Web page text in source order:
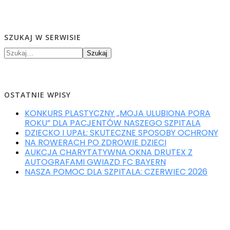
ZDROWIE I CHOROBA
EDUKACJA I ZABAWA
ZDROWIE I CHOROBA
ROZWÓJ
EDUKACJA I ZABAWA
SZUKAJ W SERWISIE
Szukaj
OSTATNIE WPISY
KONKURS PLASTYCZNY „MOJA ULUBIONA PORA
ROKU” DLA PACJENTÓW NASZEGO SZPITALA
DZIECKO I UPAŁ: SKUTECZNE SPOSOBY OCHRONY
NA ROWERACH PO ZDROWIE DZIECI
AUKCJA CHARYTATYWNA OKNA DRUTEX Z
AUTOGRAFAMI GWIAZD FC BAYERN
NASZA POMOC DLA SZPITALA: CZERWIEC 2026